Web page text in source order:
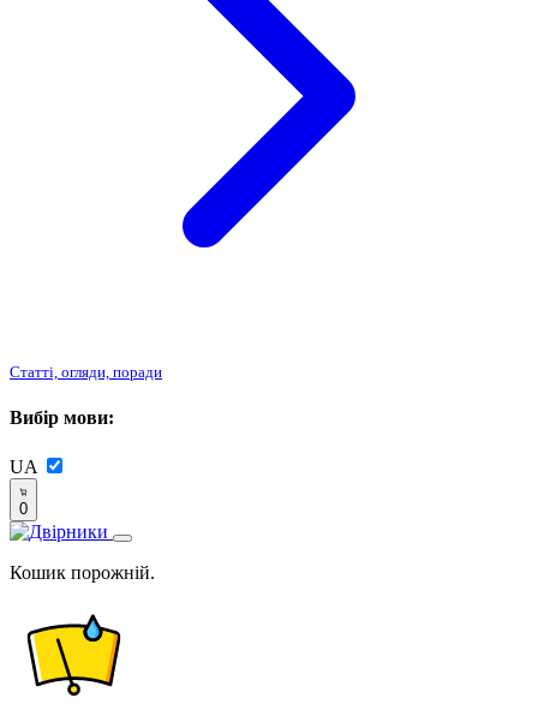
Статті, огляди, поради
Вибір мови:
UA
0
Кошик порожній.